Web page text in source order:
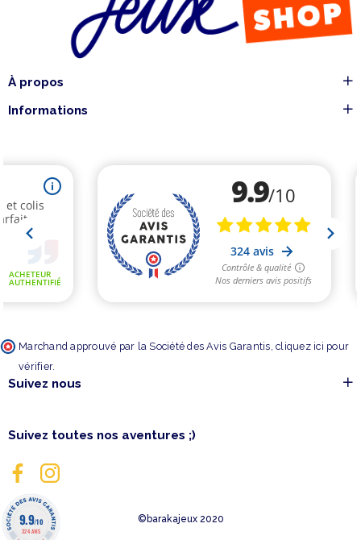
À propos
Informations
Marchand approuvé par la Société des Avis Garantis, cliquez ici pour
vérifier.
Suivez nous
Suivez toutes nos aventures ;)
©barakajeux 2020
9.9/10
324 AVIS